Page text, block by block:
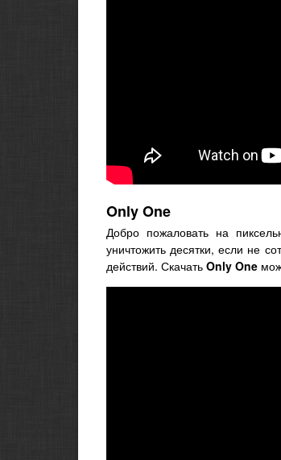
Only One
Добро пожаловать на
уничтожить десятки, если не
действий. Скачать Only One